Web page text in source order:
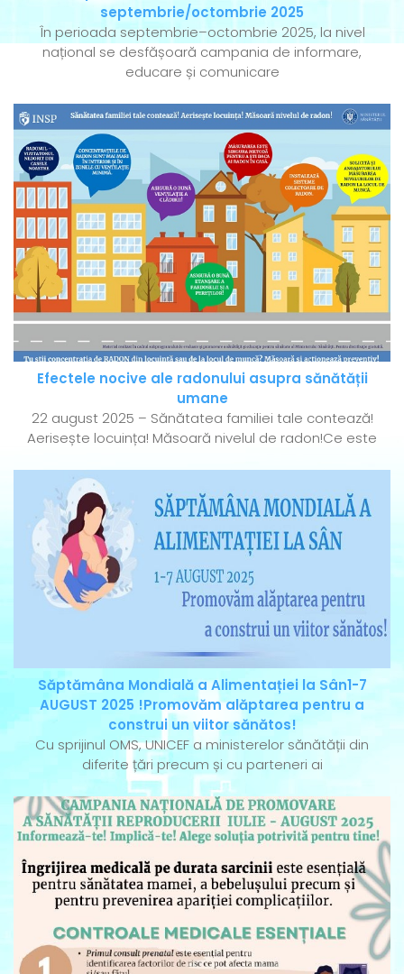
septembrie/octombrie 2025
În perioada septembrie–octombrie 2025, la nivel
național se desfășoară campania de informare,
educare și comunicare
Efectele nocive ale radonului asupra sănătății
umane
22 august 2025 – Sănătatea familiei tale contează!
Aerisește locuința! Măsoară nivelul de radon!Ce este
Săptămâna Mondială a Alimentației la Sân1-7
AUGUST 2025 !Promovăm alăptarea pentru a
construi un viitor sănătos!
Cu sprijinul OMS, UNICEF a ministerelor sănătății din
diferite țări precum și cu parteneri ai